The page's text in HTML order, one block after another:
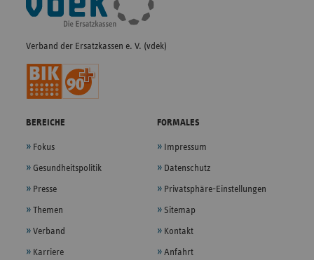
Navigation
Verband der Ersatzkassen e. V. (vdek)
BEREICHE
Fokus
Gesundheitspolitik
Presse
Themen
Verband
Karriere
FORMALES
Impressum
Datenschutz
Privatsphäre-Einstellungen
Sitemap
Kontakt
Anfahrt